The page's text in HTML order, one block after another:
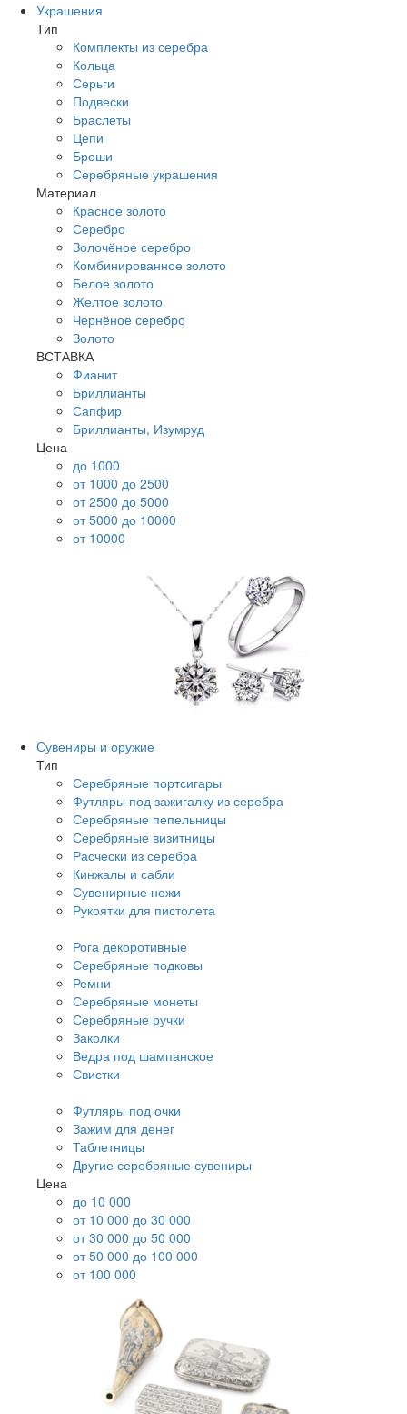
Украшения
Тип
Комплекты из серебра
Кольца
Серьги
Подвески
Браслеты
Цепи
Броши
Серебряные украшения
Материал
Красное золото
Серебро
Золочёное серебро
Комбинированное золото
Белое золото
Желтое золото
Чернёное серебро
Золото
ВСТАВКА
Фианит
Бриллианты
Сапфир
Бриллианты, Изумруд
Цена
до 1000
от 1000 до 2500
от 2500 до 5000
от 5000 до 10000
от 10000
Сувениры и оружие
Тип
Серебряные портсигары
Футляры под зажигалку из серебра
Серебряные пепельницы
Серебряные визитницы
Расчески из серебра
Кинжалы и сабли
Сувенирные ножи
Рукоятки для пистолета
Рога декоротивные
Серебряные подковы
Ремни
Серебряные монеты
Серебряные ручки
Заколки
Ведра под шампанское
Свистки
Футляры под очки
Зажим для денег
Таблетницы
Другие серебряные сувениры
Цена
до 10 000
от 10 000 до 30 000
от 30 000 до 50 000
от 50 000 до 100 000
от 100 000